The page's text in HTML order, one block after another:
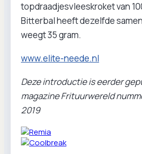
topdraadjesvleeskroket van
Bitterbal heeft dezelfde
weegt 35 gram.
www.elite-neede.nl
Deze introductie is eerder
magazine Frituurwereld
2019